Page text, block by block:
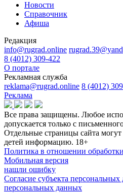
Новости
Справочник
Афиша
Редакция
info@rugrad.online
8 (4012) 309-422
О портале
Рекламная служба
reklama@rugrad.online 8 (4012)
Реклама
Все права защищены. Любое
допускается только с
Отдельные страницы сайта
детей информацию. 18+
Политика в отношении
Мобильная версия
нашли ошибку
Согласие субъекта
персональных данных